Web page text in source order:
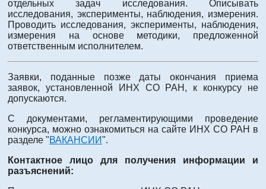
отдельных задач исследования. Описывать
исследования, эксперименты, наблюдения, измерения.
Проводить исследования, эксперименты, наблюдения,
измерения на основе методики, предложенной
ответственным исполнителем.
Заявки, поданные позже даты окончания приема
заявок, установленной ИНХ СО РАН, к конкурсу не
допускаются.
С документами, регламентирующими проведение
конкурса, можно ознакомиться на сайте ИНХ СО РАН в
разделе "ВАКАНСИИ".
Контактное лицо для получения информации и
разъяснений: